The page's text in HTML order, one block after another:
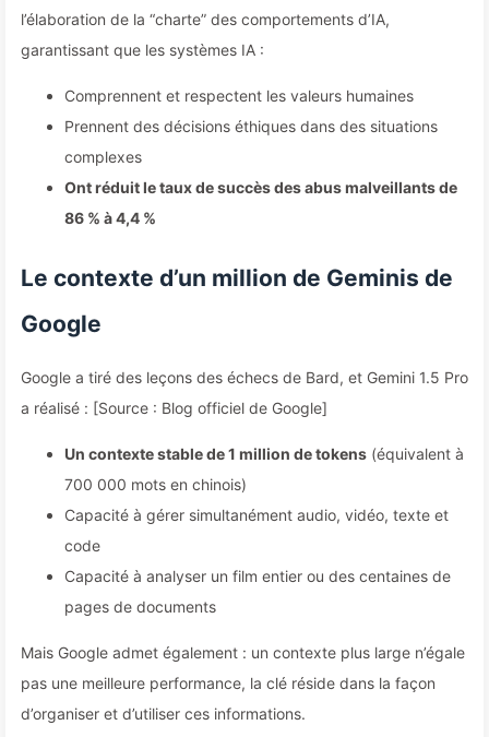
l’élaboration de la “charte” des comportements d’IA,
garantissant que les systèmes IA :
Comprennent et respectent les valeurs humaines
Prennent des décisions éthiques dans des situations
complexes
Ont réduit le taux de succès des abus malveillants de
86 % à 4,4 %
Le contexte d’un million de Geminis de
Google
Google a tiré des leçons des échecs de Bard, et Gemini 1.5 Pro
a réalisé : [Source : Blog officiel de Google]
Un contexte stable de 1 million de tokens (équivalent à
700 000 mots en chinois)
Capacité à gérer simultanément audio, vidéo, texte et
code
Capacité à analyser un film entier ou des centaines de
pages de documents
Mais Google admet également : un contexte plus large n’égale
pas une meilleure performance, la clé réside dans la façon
d’organiser et d’utiliser ces informations.